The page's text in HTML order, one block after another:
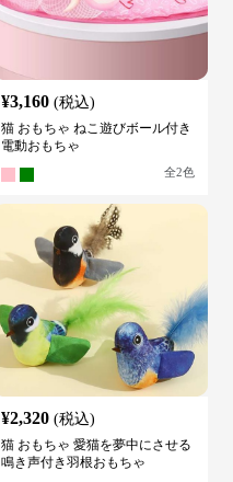
¥3,160 (税込)
猫 おもちゃ ねこ遊びボール付き
電動おもちゃ
全2色
¥2,320 (税込)
猫 おもちゃ 愛猫を夢中にさせる
鳴き声付き羽根おもちゃ